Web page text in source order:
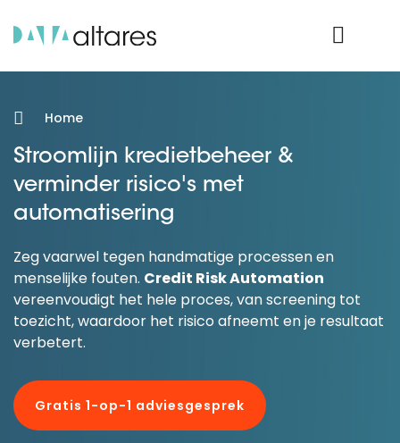
Home
Stroomlijn kredietbeheer &
verminder risico's met
automatisering
Zeg vaarwel tegen handmatige processen en
menselijke fouten. Credit Risk Automation
vereenvoudigt het hele proces, van screening tot
toezicht, waardoor het risico afneemt en je resultaat
verbetert.
Gratis 1-op-1 adviesgesprek